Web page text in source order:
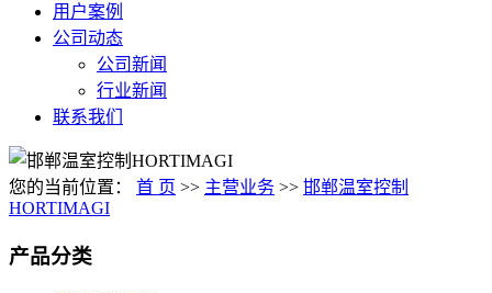
用户案例
公司动态
公司新闻
行业新闻
联系我们
您的当前位置： 首 页 >> 主营业务 >> 邯郸温室控制
HORTIMAGI
产品分类